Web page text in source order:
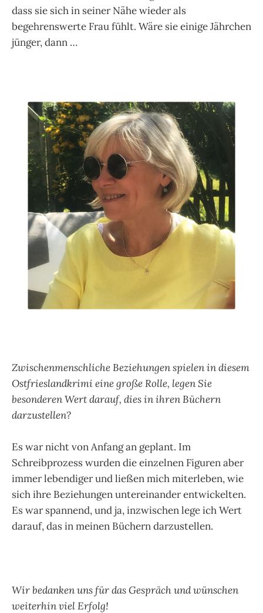
dass sie sich in seiner Nähe wieder als
begehrenswerte Frau fühlt. Wäre sie einige Jährchen
jünger, dann …
Zwischenmenschliche Beziehungen spielen in diesem
Ostfrieslandkrimi eine große Rolle, legen Sie
besonderen Wert darauf, dies in ihren Büchern
darzustellen?
Es war nicht von Anfang an geplant. Im
Schreibprozess wurden die einzelnen Figuren aber
immer lebendiger und ließen mich miterleben, wie
sich ihre Beziehungen untereinander entwickelten.
Es war spannend, und ja, inzwischen lege ich Wert
darauf, das in meinen Büchern darzustellen.
Wir bedanken uns für das Gespräch und wünschen
weiterhin viel Erfolg!